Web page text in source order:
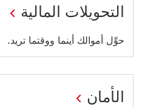
التحويلات المالية
سيتم
فتح
هذا
الرابط
حوِّل أموالك أينما ووقتما تريد.
الأمان